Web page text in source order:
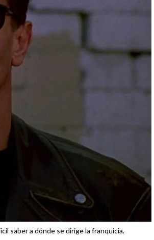
saber a dónde se dirige la franquicia.